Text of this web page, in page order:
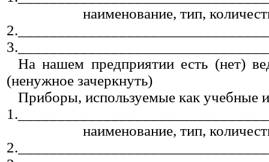
наименование, тип,
На нашем предприятии есть (нет)
(ненужное зачеркнуть)
Приборы, используемые как учебные
наименование, тип,